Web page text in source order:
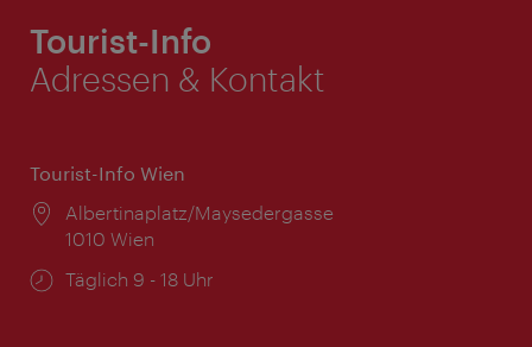
Tourist-Info
Adressen & Kontakt
Tourist-Info Wien
Ort:
Albertinaplatz/Maysedergasse
1010 Wien
Öffnungszeiten:
Täglich 9 - 18 Uhr